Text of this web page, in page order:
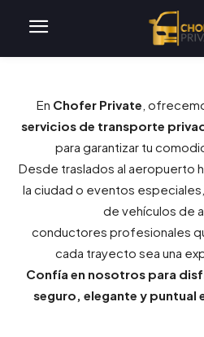
En Chofer Private ,
servicios de transporte
para garantizar tu
Desde traslados al aeropuerto
la ciudad o eventos
de vehículos de
conductores profesionales
cada trayecto sea una
Confía en nosotros para
seguro, elegante y puntual